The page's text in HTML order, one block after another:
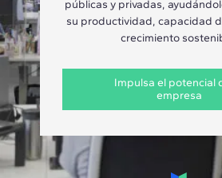
públicas y privadas,
su productividad, capacidad
crecimiento
Impulsa el potencial
empresa